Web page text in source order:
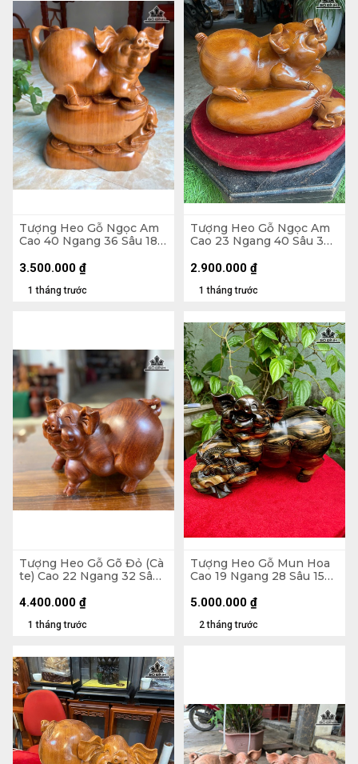
Tượng Heo Gỗ Ngọc Am
Cao 40 Ngang 36 Sâu 18
1 tháng trước
3.500.000 ₫
Tượng Heo Gỗ Ngọc Am
Cao 23 Ngang 40 Sâu 30
1 tháng trước
2.900.000 ₫
Tượng Heo Gỗ Gõ Đỏ (Cà
te) Cao 22 Ngang 32 Sâu
1 tháng trước
4.400.000 ₫
Tượng Heo Gỗ Mun Hoa
Cao 19 Ngang 28 Sâu 15
2 tháng trước
5.000.000 ₫